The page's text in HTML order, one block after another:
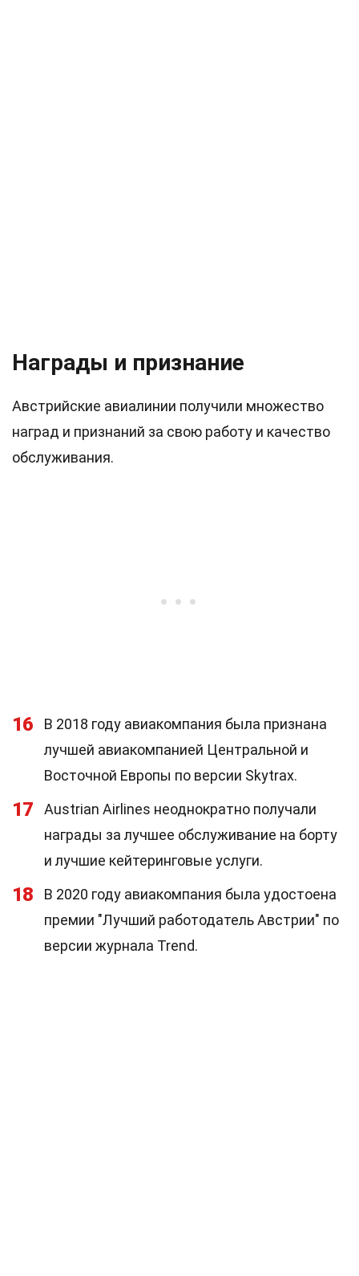
Награды и признание
Австрийские авиалинии получили множество
наград и признаний за свою работу и качество
обслуживания.
16
В 2018 году авиакомпания была признана
лучшей авиакомпанией Центральной и
Восточной Европы по версии Skytrax.
17
Austrian Airlines неоднократно получали
награды за лучшее обслуживание на борту
и лучшие кейтеринговые услуги.
18
В 2020 году авиакомпания была удостоена
премии "Лучший работодатель Австрии" по
версии журнала Trend.